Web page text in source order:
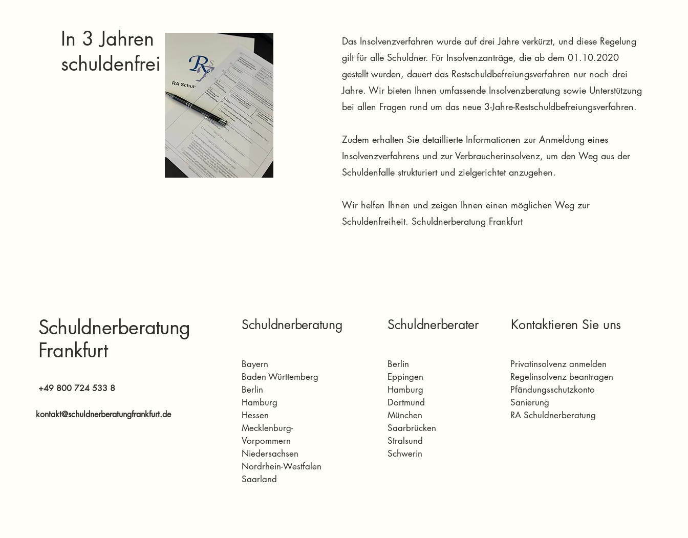
In 3 Jahren
schuldenfrei
Das Insolvenzverfahren wurde auf drei Jahre verkürzt, und diese Regelung
gilt für alle Schuldner. Für Insolvenzanträge, die ab dem 01.10.2020
gestellt wurden, dauert das Restschuldbefreiungsverfahren nur noch drei
Jahre. Wir bieten Ihnen umfassende Insolvenzberatung sowie Unterstützung
bei allen Fragen rund um das neue 3-Jahre-Restschuldbefreiungsverfahren.
Zudem erhalten Sie detaillierte Informationen zur Anmeldung eines
Insolvenzverfahrens und zur Verbraucherinsolvenz, um den Weg aus der
Schuldenfalle strukturiert und zielgerichtet anzugehen.
Wir helfen Ihnen und zeigen Ihnen einen möglichen Weg zur
Schuldenfreiheit. Schuldnerberatung Frankfurt
Schuldnerberatung
Frankfurt
+49 800 724 533 8
kontakt@schuldnerberatungfrankfurt.de
Schuldnerberatung
Bayern
Baden Württemberg
Berlin
Hamburg
Hessen
Mecklenburg-
Vorpommern
Niedersachsen
Nordrhein-Westfalen
Saarland
Schuldnerberater
Berlin
Eppingen
Hamburg
Dortmund
München
Saarbrücken
Stralsund
Schwerin
Kontaktieren Sie uns
Privatinsolvenz anmelden
Regelinsolvenz beantragen
Pfändungsschutzkonto
Sanierung
RA Schuldnerberatung